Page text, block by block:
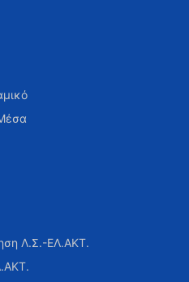
Λ.Σ.-ΕΛ.ΑΚΤ.